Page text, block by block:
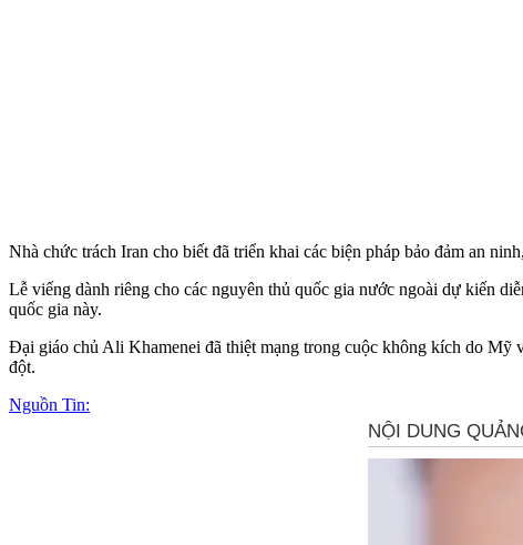
Nhà chức trách Iran cho biết đã triển khai các biện pháp bảo đảm an
Lễ viếng dành riêng cho các nguyên thủ quốc gia nước ngoài dự kiến
quốc gia này.
Đại giáo chủ Ali Khamenei đã thiệt mạng trong cuộc không kích do Mỹ
đột.
Nguồn Tin: